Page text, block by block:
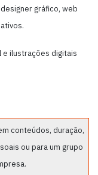
gráfico, web
ilustrações digitais
conteúdos, duração,
ou para um grupo